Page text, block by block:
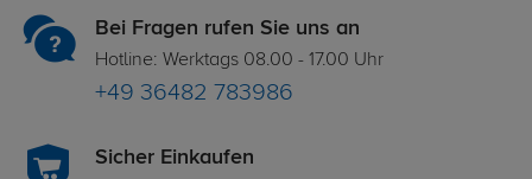
Bei Fragen rufen Sie uns an
Hotline: Werktags 08.00 - 17.00 Uhr
+49 36482 783986
Sicher Einkaufen